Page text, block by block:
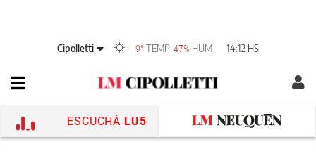
Cipolletti 9°TEMP 47% HUM 14:12 HS
ESCUCHÁ LU5